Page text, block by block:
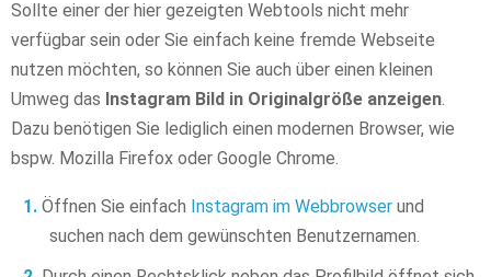
Sollte einer der hier gezeigten Webtools nicht mehr
verfügbar sein oder Sie einfach keine fremde Webseite
nutzen möchten, so können Sie auch über einen kleinen
Umweg das Instagram Bild in Originalgröße anzeigen
Dazu benötigen Sie lediglich einen modernen Browser, wie
bspw. Mozilla Firefox oder Google Chrome.
Öffnen Sie einfach Instagram im Webbrowser und
suchen nach dem gewünschten Benutzernamen.